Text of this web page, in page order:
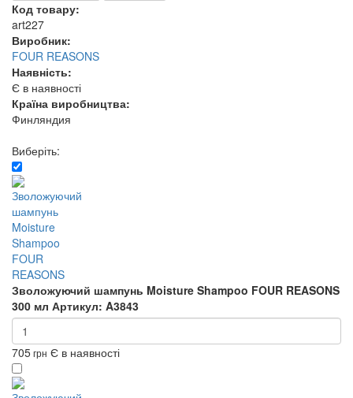
Код товару:
art227
Виробник:
FOUR REASONS
Наявність:
Є в наявності
Країна виробництва:
Финляндия
Виберіть:
Зволожуючий шампунь Moisture Shampoo FOUR REASONS
300 мл Артикул: A3843
705грн Є в наявності